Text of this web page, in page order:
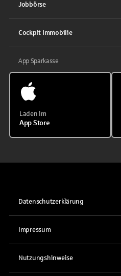
Jobbörse
Cockpit Immobilie
App Sparkasse
Laden im
App Store
Datenschutzerklärung
Impressum
Nutzungshinweise